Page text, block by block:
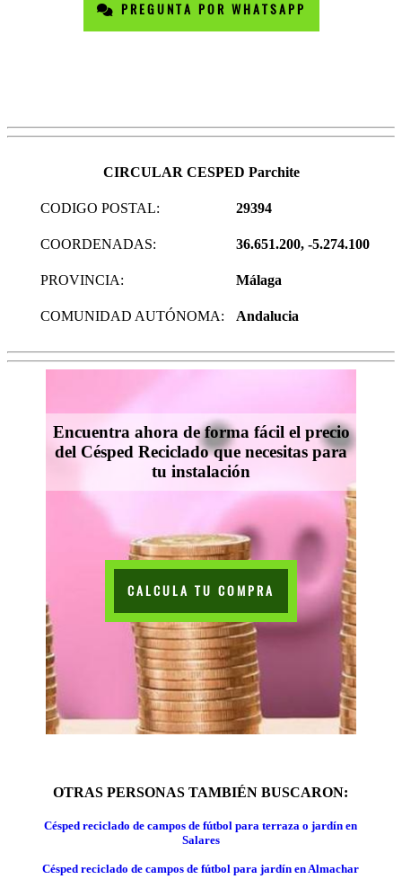
PREGUNTA POR WHATSAPP
CIRCULAR CESPED Parchite
CODIGO POSTAL: 29394
COORDENADAS: 36.651.200, -5.274.100
PROVINCIA: Málaga
COMUNIDAD AUTÓNOMA: Andalucia
Encuentra ahora de forma fácil el precio
del Césped Reciclado que necesitas para
tu instalación
CALCULA TU COMPRA
OTRAS PERSONAS TAMBIÉN BUSCARON:
Césped reciclado de campos de fútbol para terraza o jardín en
Salares
Césped reciclado de campos de fútbol para jardín en Almachar